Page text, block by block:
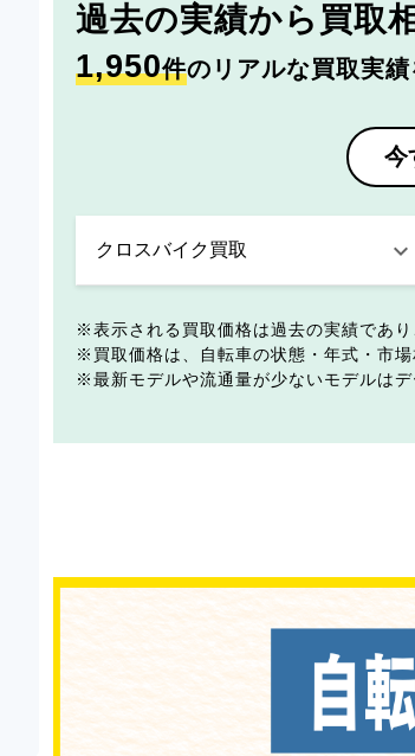
過去の実績から 買取
1,950件のリアルな買取実績
今
表示される買取価格は過去の実績であ
買取価格は、自転車の状態・年式・市
最新モデルや流通量が少ないモデルは